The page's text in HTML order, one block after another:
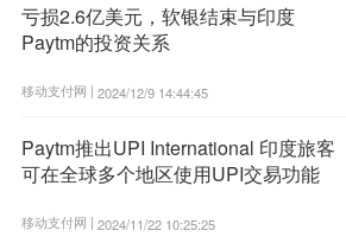
亏损2.6亿美元，软银结束与印度
Paytm的投资关系
移动支付网 | 2024/12/9 14:44:45
Paytm推出UPI International 印度旅客
可在全球多个地区使用UPI交易功能
移动支付网 | 2024/11/22 10:25:25